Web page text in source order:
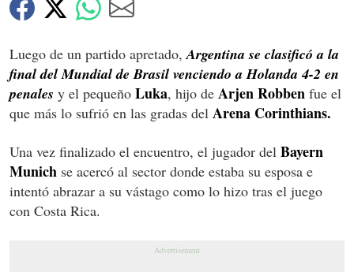
Luego de un partido apretado, Argentina se clasificó a la
final del Mundial de Brasil venciendo a Holanda 4-2 en
penales y el pequeño Luka, hijo de Arjen Robben fue el
que más lo sufrió en las gradas del Arena Corinthians.
Una vez finalizado el encuentro, el jugador del Bayern
Munich se acercó al sector donde estaba su esposa e
intentó abrazar a su vástago como lo hizo tras el juego
con Costa Rica.